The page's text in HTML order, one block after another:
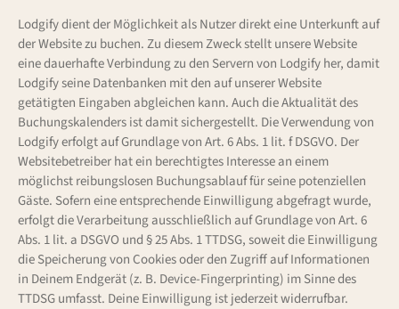
Lodgify dient der Möglichkeit als Nutzer direkt eine Unterkunft auf
der Website zu buchen. Zu diesem Zweck stellt unsere Website
eine dauerhafte Verbindung zu den Servern von Lodgify her, damit
Lodgify seine Datenbanken mit den auf unserer Website
getätigten Eingaben abgleichen kann. Auch die Aktualität des
Buchungskalenders ist damit sichergestellt. Die Verwendung von
Lodgify erfolgt auf Grundlage von Art. 6 Abs. 1 lit. f DSGVO. Der
Websitebetreiber hat ein berechtigtes Interesse an einem
möglichst reibungslosen Buchungsablauf für seine potenziellen
Gäste. Sofern eine entsprechende Einwilligung abgefragt wurde,
erfolgt die Verarbeitung ausschließlich auf Grundlage von Art. 6
Abs. 1 lit. a DSGVO und § 25 Abs. 1 TTDSG, soweit die Einwilligung
die Speicherung von Cookies oder den Zugriff auf Informationen
in Deinem Endgerät (z. B. Device-Fingerprinting) im Sinne des
TTDSG umfasst. Deine Einwilligung ist jederzeit widerrufbar.